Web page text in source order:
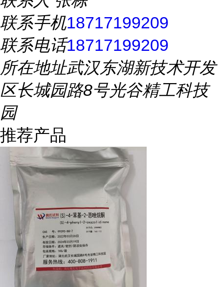
联系手机18717199209
联系电话18717199209
所在地址武汉东湖新技术开发
区长城园路8号光谷精工科技
园
推荐产品